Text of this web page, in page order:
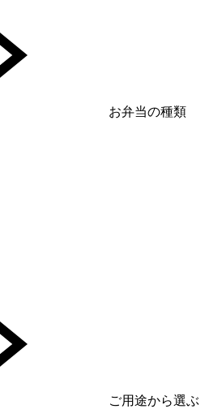
お弁当の種類
ご用途から選ぶ